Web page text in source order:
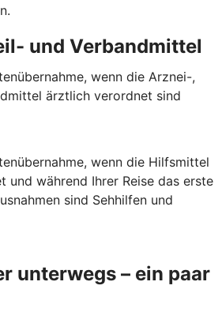
und Verbandmittel
wenn die Arznei-,
ärztlich verordnet sind
wenn die Hilfsmittel
und während Ihrer Reise das erste
sind Sehhilfen und
unterwegs – ein paar